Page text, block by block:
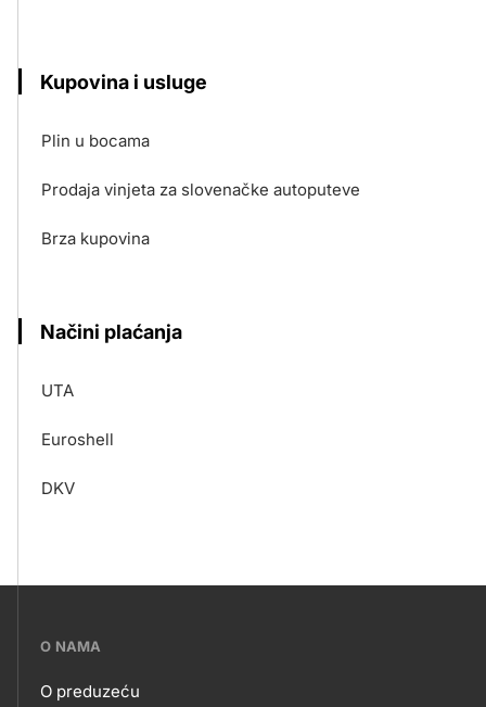
Kupovina i usluge
Plin u bocama
Prodaja vinjeta za slovenačke autoputeve
Brza kupovina
Načini plaćanja
UTA
Euroshell
DKV
???O NAMA
O preduzeću